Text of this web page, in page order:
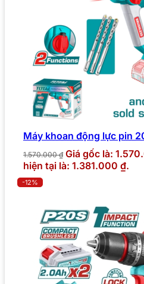
Máy khoan động lực pin
1.570.000₫ Giá gốc là:
hiện tại là: 1.381.000 ₫.
-12%